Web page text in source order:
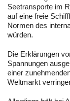
Seetransporte im
auf eine freie
Normen des
würden.
Die Erklärungen
Spannungen
einer
Weltmarkt